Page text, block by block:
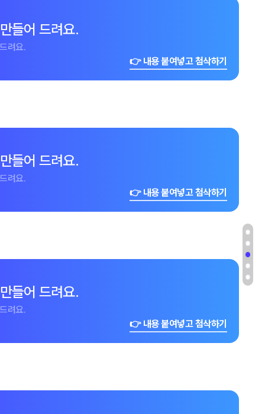
들어 드려요.
려요.
👉 내용 붙여넣고 첨삭하기
들어 드려요.
려요.
👉 내용 붙여넣고 첨삭하기
들어 드려요.
려요.
👉 내용 붙여넣고 첨삭하기